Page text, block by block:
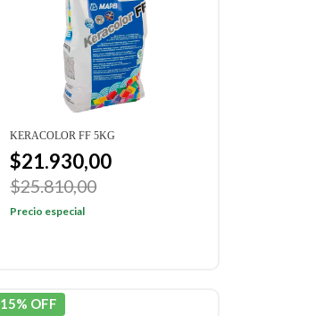
KERACOLOR FF 5KG
$21.930,00
$25.810,00
Precio especial
15% OFF